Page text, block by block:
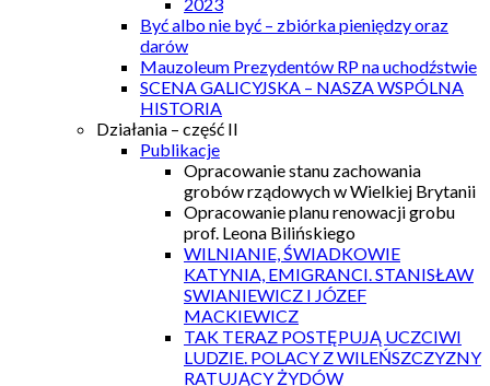
Być albo nie być – zbiórka pieniędzy oraz
darów
Mauzoleum Prezydentów RP na uchodźstwie
SCENA GALICYJSKA – NASZA WSPÓLNA
HISTORIA
Działania – część II
Publikacje
Opracowanie stanu zachowania
grobów rządowych w Wielkiej Brytanii
Opracowanie planu renowacji grobu
prof. Leona Bilińskiego
WILNIANIE, ŚWIADKOWIE
KATYNIA, EMIGRANCI. STANISŁAW
SWIANIEWICZ I JÓZEF
MACKIEWICZ
TAK TERAZ POSTĘPUJĄ UCZCIWI
LUDZIE. POLACY Z WILEŃSZCZYZNY
RATUJĄCY ŻYDÓW